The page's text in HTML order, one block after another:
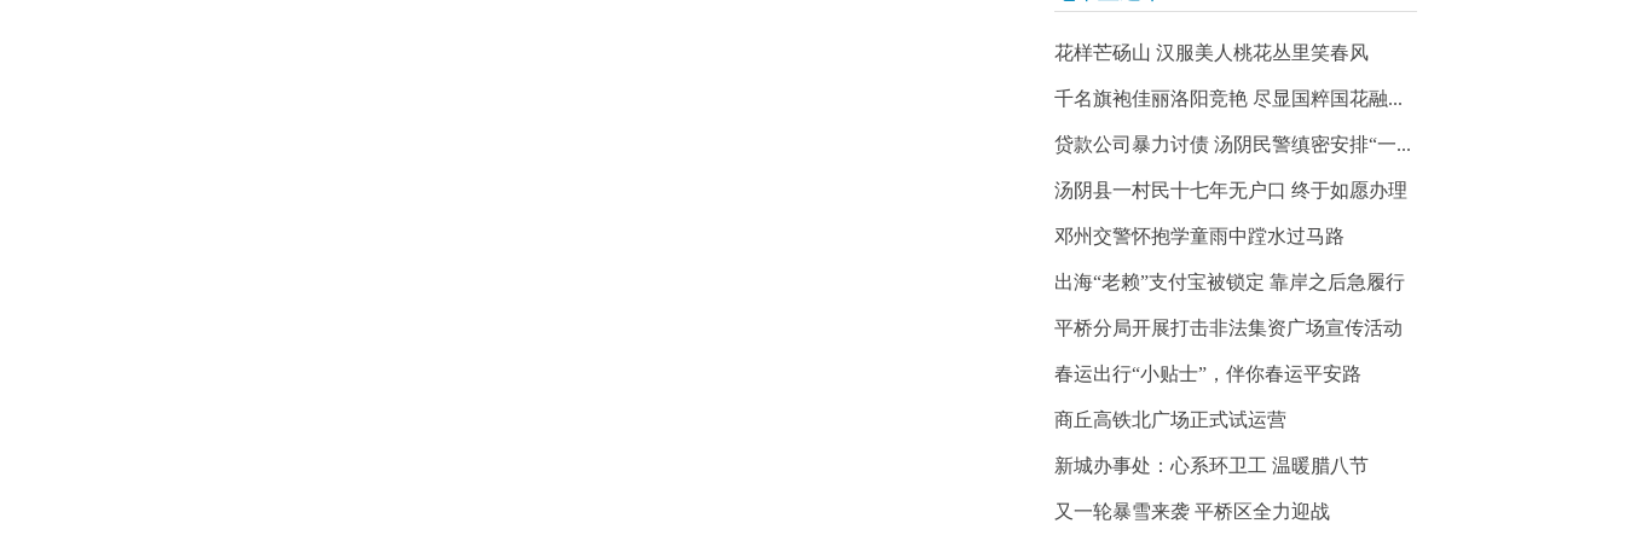
花样芒砀山 汉服美人桃花丛里笑春风
千名旗袍佳丽洛阳竞艳 尽显国粹国花融...
贷款公司暴力讨债 汤阴民警缜密安排“一...
汤阴县一村民十七年无户口 终于如愿办理
邓州交警怀抱学童雨中蹚水过马路
出海“老赖”支付宝被锁定 靠岸之后急履行
平桥分局开展打击非法集资广场宣传活动
春运出行“小贴士”，伴你春运平安路
商丘高铁北广场正式试运营
新城办事处：心系环卫工 温暖腊八节
又一轮暴雪来袭 平桥区全力迎战